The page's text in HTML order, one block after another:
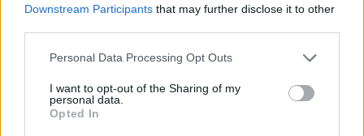
Downstream Participants that may further disclose it to other
Personal Data Processing Opt Outs
I want to opt-out of the Sharing of my
personal data.
Opted In
Analiza: Një shqiptar ka
nevojë për 28 mijë dollarë
“pragun e lumturisë”
Durrës/ 40-vjeçari humb
ndjenjat në kantierin e
në spital